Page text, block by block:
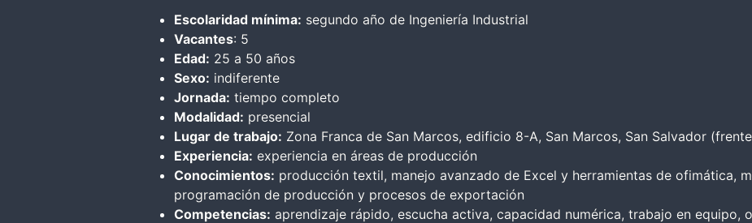
Escolaridad mínima: segundo año de Ingeniería Industrial
Vacantes: 5
Edad: 25 a 50 años
Sexo: indiferente
Jornada: tiempo completo
Modalidad: presencial
Lugar de trabajo: Zona Franca de San Marcos, edificio 8-A, San Marcos, San Salvador
Experiencia: experiencia en áreas de producción
Conocimientos: producción textil, manejo avanzado de Excel y herramientas de ofimática,
programación de producción y procesos de exportación
Competencias: aprendizaje rápido, escucha activa, capacidad numérica, trabajo en equipo,